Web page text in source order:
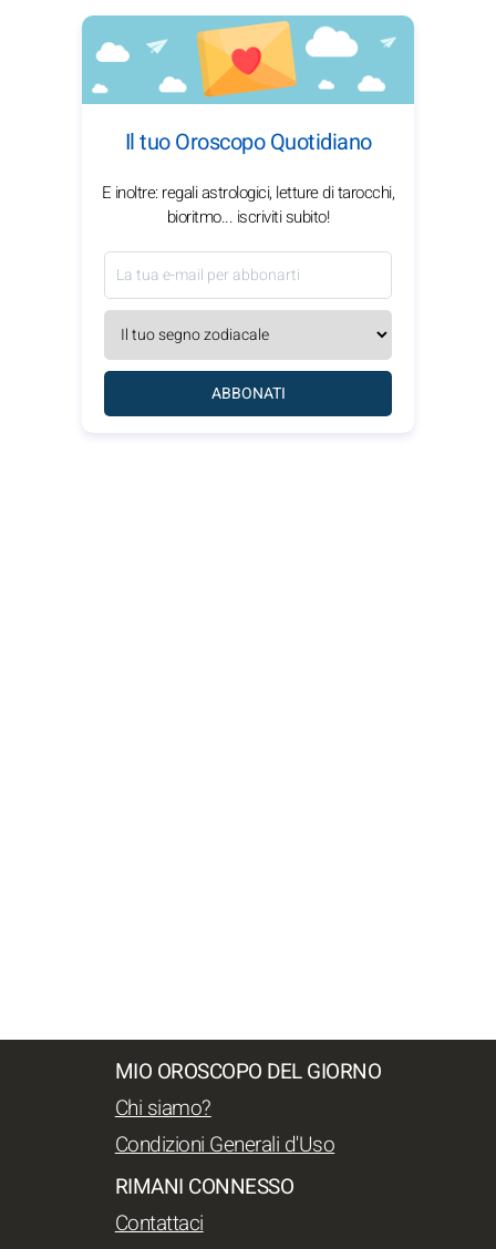
Il tuo Oroscopo Quotidiano
E inoltre: regali astrologici, letture di tarocchi,
bioritmo... iscriviti subito!
ABBONATI
MIO OROSCOPO DEL GIORNO
Chi siamo?
Condizioni Generali d'Uso
RIMANI CONNESSO
Contattaci